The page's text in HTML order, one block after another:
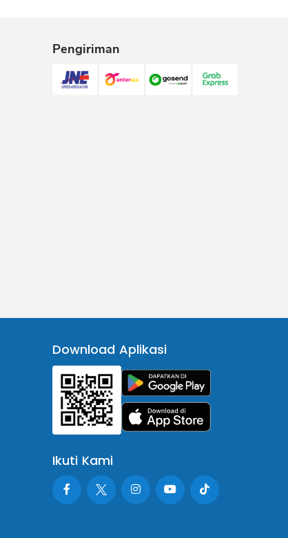
Pengiriman
Download Aplikasi
Ikuti Kami